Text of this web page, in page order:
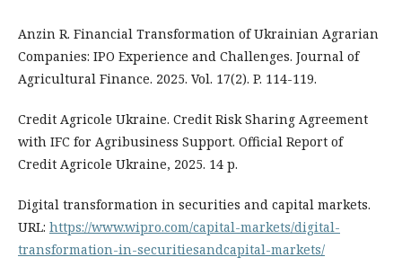
Anzin R. Financial Transformation of Ukrainian Agrarian
Companies: IPO Experience and Challenges. Journal of
Agricultural Finance. 2025. Vol. 17(2). P. 114-119.
Credit Agricole Ukraine. Credit Risk Sharing Agreement
with IFC for Agribusiness Support. Official Report of
Credit Agricole Ukraine, 2025. 14 p.
Digital transformation in securities and capital markets.
URL: https://www.wipro.com/capital-markets/digital-
transformation-in-securitiesandcapital-markets/